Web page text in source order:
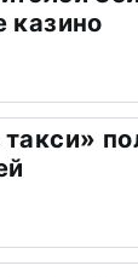
казино